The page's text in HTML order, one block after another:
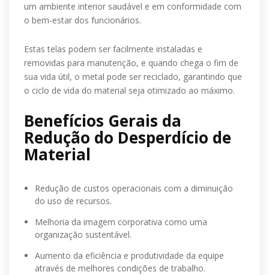
um ambiente interior saudável e em conformidade com
o bem-estar dos funcionários.
Estas telas podem ser facilmente instaladas e
removidas para manutenção, e quando chega o fim de
sua vida útil, o metal pode ser reciclado, garantindo que
o ciclo de vida do material seja otimizado ao máximo.
Benefícios Gerais da
Redução do Desperdício de
Material
Redução de custos operacionais com a diminuição
do uso de recursos.
Melhoria da imagem corporativa como uma
organização sustentável.
Aumento da eficiência e produtividade da equipe
através de melhores condições de trabalho.